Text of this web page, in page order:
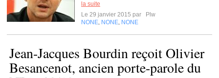
la suite
Le 29 janvier 2015 par
Plw
NONE NONE NONE
Jean-Jacques Bourdin reçoit Olivier
Besancenot, ancien porte-parole du